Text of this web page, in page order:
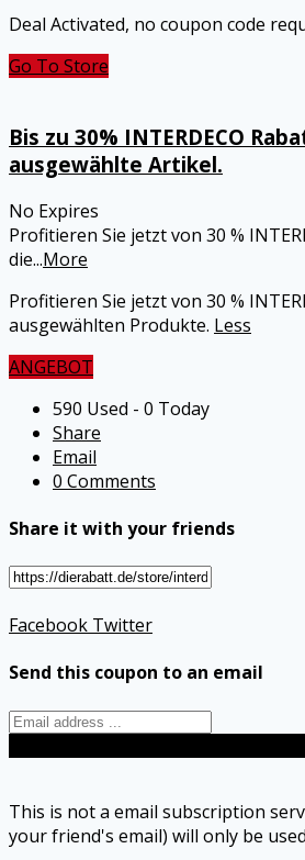
Deal Activated, no coupon code
Go To Store
Bis zu 30% INTERDECO
ausgewählte Artikel.
No Expires
Profitieren Sie jetzt von 30 %
die...More
Profitieren Sie jetzt von 30 %
ausgewählten Produkte. Less
ANGEBOT
590 Used - 0 Today
Share
Email
0 Comments
Share it with your friends
Facebook Twitter
Send this coupon to an email
This is not a email subscription
your friend's email) will only be